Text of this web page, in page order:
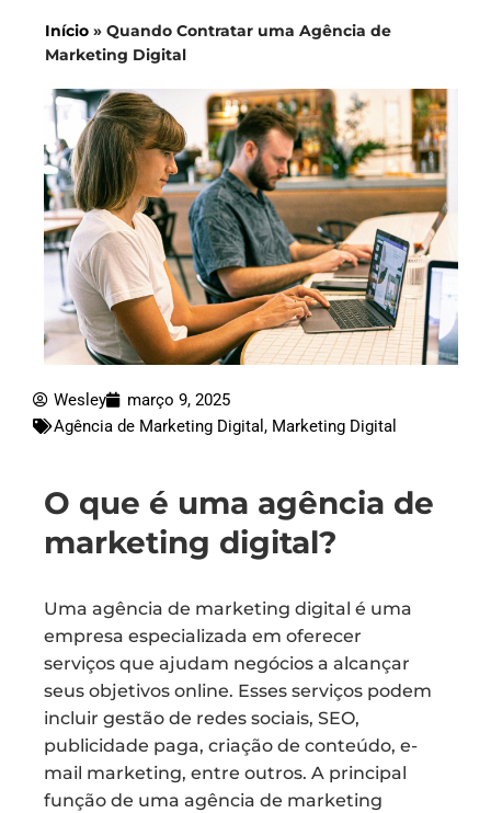
Início » Quando Contratar uma Agência de
Marketing Digital
Wesley
março 9, 2025
Agência de Marketing Digital , Marketing Digital
O que é uma agência de
marketing digital?
Uma agência de marketing digital é uma
empresa especializada em oferecer
serviços que ajudam negócios a alcançar
seus objetivos online. Esses serviços podem
incluir gestão de redes sociais, SEO,
publicidade paga, criação de conteúdo, e-
mail marketing, entre outros. A principal
função de uma agência de marketing